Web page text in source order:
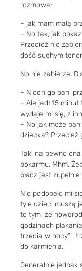
rozmowa:
– jak mam małą
– No tak, jak
Przecież nie
dość suchym
No nie zabierze.
– Niech go pani
– Ale jadł 15
wydaje mi się, z
– No jak może
dziecka? Przecież
Tak, na pewno
pokarmu. Mhm.
płacz jest zupełnie
Nie podobało mi
tyle dzieci muszą
to tym, że
godzinach
trzecia w nocy” i
do karmienia.
Generalnie jednak